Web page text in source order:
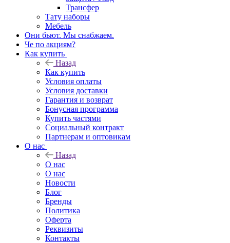
Трансфер
Тату наборы
Мебель
Они бьют. Мы снабжаем.
Че по акциям?
Как купить
Назад
Как купить
Условия оплаты
Условия доставки
Гарантия и возврат
Бонусная программа
Купить частями
Социальный контракт
Партнерам и оптовикам
О нас
Назад
О нас
О нас
Новости
Блог
Бренды
Политика
Оферта
Реквизиты
Контакты